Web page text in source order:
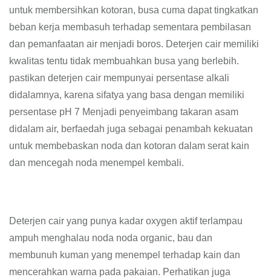
untuk membersihkan kotoran, busa cuma dapat tingkatkan
beban kerja membasuh terhadap sementara pembilasan
dan pemanfaatan air menjadi boros. Deterjen cair memiliki
kwalitas tentu tidak membuahkan busa yang berlebih.
pastikan deterjen cair mempunyai persentase alkali
didalamnya, karena sifatya yang basa dengan memiliki
persentase pH 7 Menjadi penyeimbang takaran asam
didalam air, berfaedah juga sebagai penambah kekuatan
untuk membebaskan noda dan kotoran dalam serat kain
dan mencegah noda menempel kembali.
Deterjen cair yang punya kadar oxygen aktif terlampau
ampuh menghalau noda noda organic, bau dan
membunuh kuman yang menempel terhadap kain dan
mencerahkan warna pada pakaian. Perhatikan juga